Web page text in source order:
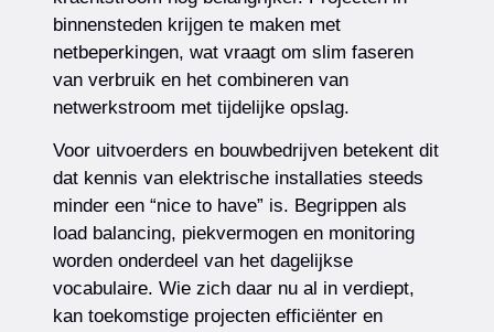
binnensteden krijgen te maken met
netbeperkingen, wat vraagt om slim faseren
van verbruik en het combineren van
netwerkstroom met tijdelijke opslag.
Voor uitvoerders en bouwbedrijven betekent dit
dat kennis van elektrische installaties steeds
minder een “nice to have” is. Begrippen als
load balancing, piekvermogen en monitoring
worden onderdeel van het dagelijkse
vocabulaire. Wie zich daar nu al in verdiept,
kan toekomstige projecten efficiënter en